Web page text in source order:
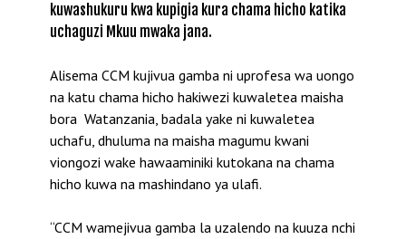
kuwashukuru kwa kupigia kura chama hicho katika
uchaguzi Mkuu mwaka jana.
Alisema CCM kujivua gamba ni uprofesa wa uongo
na katu chama hicho hakiwezi kuwaletea maisha
bora Watanzania, badala yake ni kuwaletea
uchafu, dhuluma na maisha magumu kwani
viongozi wake hawaaminiki kutokana na chama
hicho kuwa na mashindano ya ulafi.
“CCM wamejivua gamba la uzalendo na kuuza nchi